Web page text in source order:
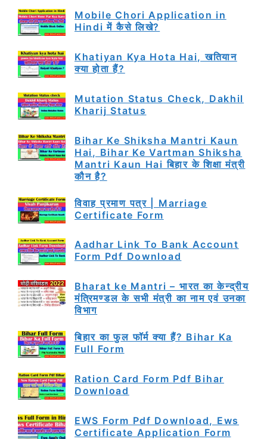
Mobile Chori Application in
Hindi में कैसे लिखे?
Khatiyan Kya Hota Hai, खतियान
क्या होता हैं?
Mutation Status Check, Dakhil
Kharij Status
Bihar Ke Shiksha Mantri Kaun
Hai, Bihar Ke Vartman Shiksha
Mantri Kaun Hai बिहार के शिक्षा मंत्री
कौन है?
विवाह प्रमाण पत्र | Marriage
Certificate Form
Aadhar Link To Bank Account
Form Pdf Download
Bharat ke Mantri – भारत का केन्द्रीय
मंत्रिमण्डल के सभी मंत्री का नाम एवं उनका
विभाग
बिहार का फुल फॉर्म क्या हैं? Bihar Ka
Full Form
Ration Card Form Pdf Bihar
Download
EWS Form Pdf Download, Ews
Certificate Application Form